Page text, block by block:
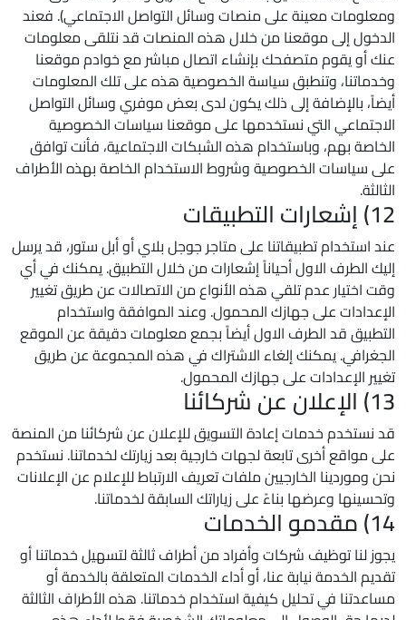
ومعلومات معينة على منصات وسائل التواصل الاجتماعي). فعند
الدخول إلى موقعنا من خلال هذه المنصات قد نتلقى معلومات
عنك أو يقوم متصفحك بإنشاء اتصال مباشر مع خوادم موقعنا
وخدماتنا، وتنطبق سياسة الخصوصية هذه على تلك المعلومات
أيضاً، بالإضافة إلى ذلك يكون لدى بعض موفري وسائل التواصل
الاجتماعي التي نستخدمها على موقعنا سياسات الخصوصية
الخاصة بهم، وباستخدام هذه الشبكات الاجتماعية، فأنت توافق
على سياسات الخصوصية وشروط الاستخدام الخاصة بهذه الأطراف
الثالثة.
12) إشعارات التطبيقات
عند استخدام تطبيقاتنا على متاجر جوجل بلاي أو أبل ستور، قد يرسل
إليك الطرف الاول أحياناً إشعارات من خلال التطبيق. يمكنك في أي
وقت اختيار عدم تلقي هذه الأنواع من الاتصالات عن طريق تغيير
الإعدادات على جهازك المحمول. وعند الموافقة واستخدام
التطبيق قد الطرف الاول أيضاً بجمع معلومات دقيقة عن الموقع
الجغرافي. يمكنك إلغاء الاشتراك في هذه المجموعة عن طريق
تغيير الإعدادات على جهازك المحمول.
13) الإعلان عن شركائنا
قد نستخدم خدمات إعادة التسويق للإعلان عن شركائنا من المنصة
على مواقع أخرى تابعة لجهات خارجية بعد زيارتك لخدماتنا. نستخدم
نحن وموردينا الخارجيين ملفات تعريف الارتباط للإعلام عن الإعلانات
وتحسينها وعرضها بناءً على زياراتك السابقة لخدماتنا.
14) مقدمو الخدمات
يجوز لنا توظيف شركات وأفراد من أطراف ثالثة لتسهيل خدماتنا أو
تقديم الخدمة نيابة عنا، أو أداء الخدمات المتعلقة بالخدمة أو
مساعدتنا في تحليل كيفية استخدام خدماتنا. هذه الأطراف الثالثة